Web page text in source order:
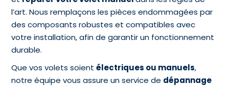
l’art. Nous remplaçons les pièces endommagées par
des composants robustes et compatibles avec
votre installation, afin de garantir un fonctionnement
durable.
Que vos volets soientélectriques ou manuels,
notre équipe vous assure un service de dépannage